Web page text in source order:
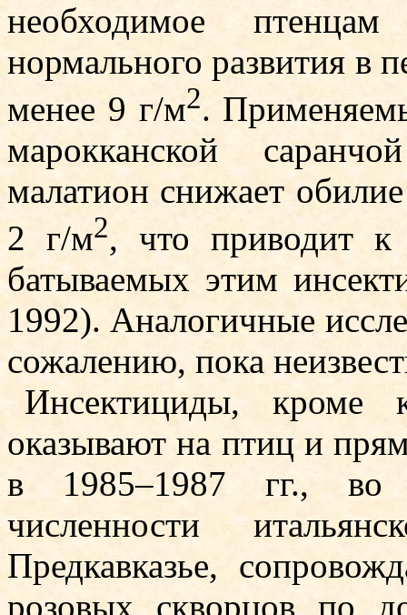
необходимое
нормального развития в
менее 9 г/м2.
марокканской
малатион снижает
2 г/м2, что приводит
батываемых этим
1992). Аналогичные
сожалению, пока
Инсектициды, кроме
оказывают на птиц и
в 1985–1987 гг., во
численности
Предкавказье,
розовых скворцов по